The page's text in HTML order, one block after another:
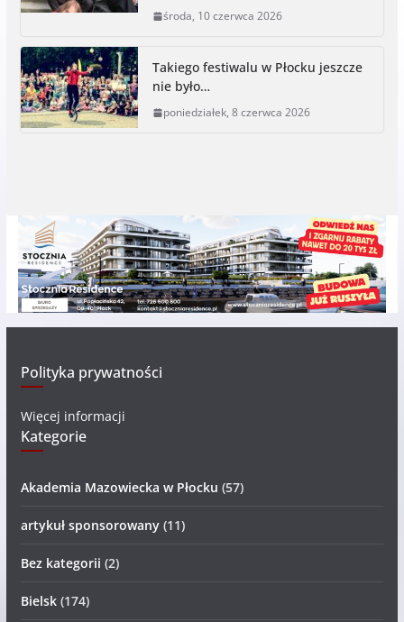
środa, 10 czerwca 2026
Takiego festiwalu w Płocku jeszcze
nie było…
poniedziałek, 8 czerwca 2026
Polityka prywatności
Więcej informacji
Kategorie
Akademia Mazowiecka w Płocku (57)
artykuł sponsorowany(11)
Bez kategorii (2)
Bielsk(174)